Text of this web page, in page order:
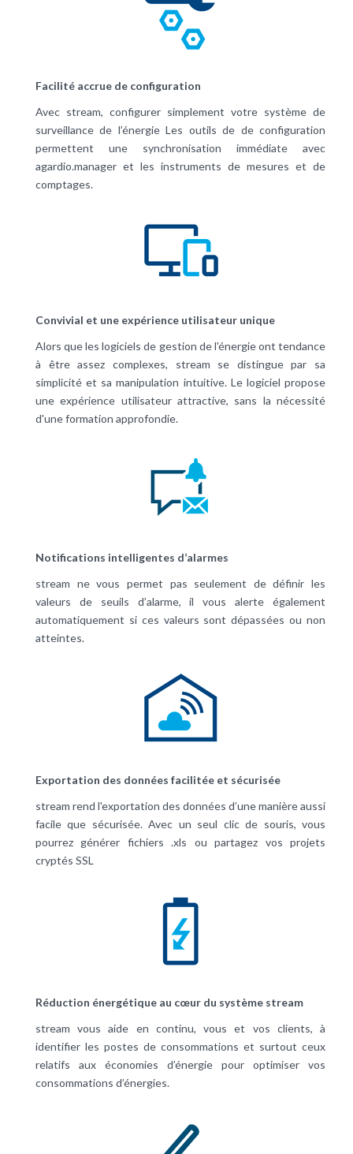
Facilité accrue de configuration
Avec stream, configurer simplement votre système de
surveillance de l’énergie Les outils de de configuration
permettent une synchronisation immédiate avec
agardio.manager et les instruments de mesures et de
comptages.
Convivial et une expérience utilisateur unique
Alors que les logiciels de gestion de l'énergie ont tendance
à être assez complexes, stream se distingue par sa
simplicité et sa manipulation intuitive. Le logiciel propose
une expérience utilisateur attractive, sans la nécessité
d'une formation approfondie.
Notifications intelligentes d’alarmes
stream ne vous permet pas seulement de définir les
valeurs de seuils d’alarme, il vous alerte également
automatiquement si ces valeurs sont dépassées ou non
atteintes.
Exportation des données facilitée et sécurisée
stream rend l'exportation des données d’une manière aussi
facile que sécurisée. Avec un seul clic de souris, vous
pourrez générer fichiers .xls ou partagez vos projets
cryptés SSL
Réduction énergétique au cœur du système stream
stream vous aide en continu, vous et vos clients, à
identifier les postes de consommations et surtout ceux
relatifs aux économies d’énergie pour optimiser vos
consommations d’énergies.